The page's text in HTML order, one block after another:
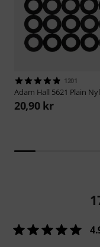
1201
Adam Hall 5621 Plain
20,90 kr